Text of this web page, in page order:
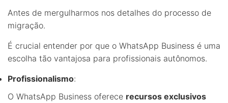
Antes de mergulharmos nos detalhes do processo de
migração.
É crucial entender por que o WhatsApp Business é uma
escolha tão vantajosa para profissionais autônomos.
Profissionalismo:
O WhatsApp Business oferece recursos exclusivos